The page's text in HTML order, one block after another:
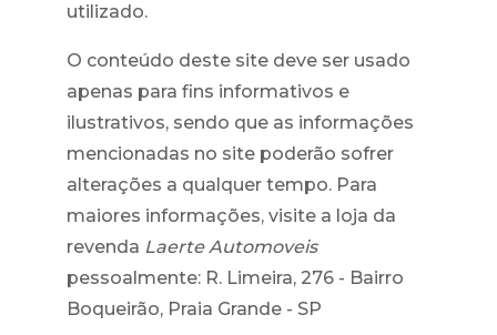
utilizado.
O conteúdo deste site deve ser usado
apenas para fins informativos e
ilustrativos, sendo que as informações
mencionadas no site poderão sofrer
alterações a qualquer tempo. Para
maiores informações, visite a loja da
revenda Laerte Automoveis
pessoalmente: R. Limeira, 276 - Bairro
Boqueirão, Praia Grande - SP